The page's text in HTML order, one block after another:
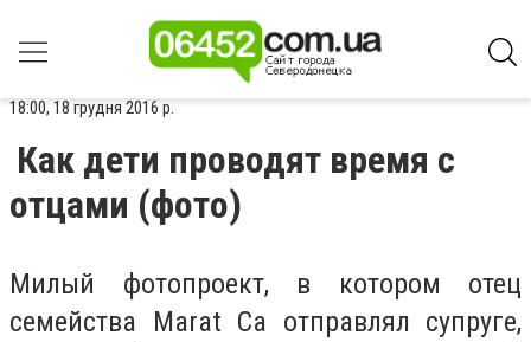
18:00, 18 грудня 2016 р.
Как дети проводят время с
отцами (фото)
Милый фотопроект, в котором отец
семейства Marat Ca отправлял супруге,